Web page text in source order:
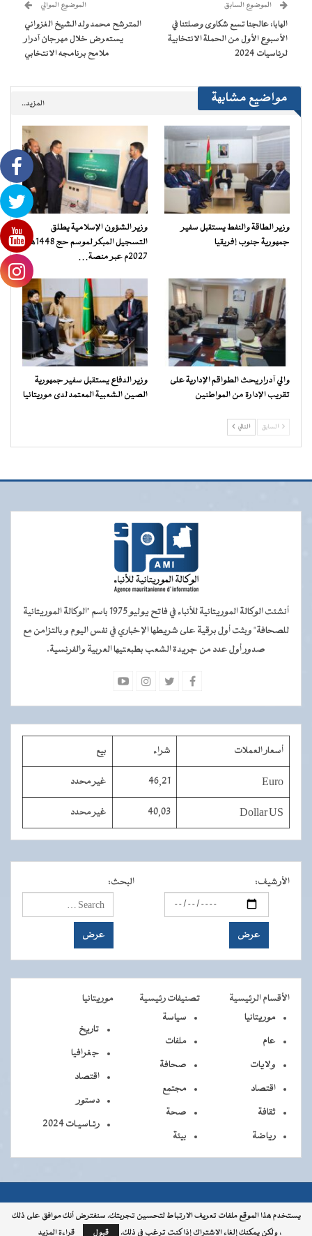
نافذة
جديدة)
الموضوع السابق
الهابا: عالجنا تسع شكاوى وصلتنا في
الأسبوع الأول من الحملة الانتخابية
لرئاسيات 2024
الموضوع الموالي
المترشح محمد ولد الشيخ الغزواني
يستعرض خلال مهرجان آدرار
ملامح برنامجه الانتخابي
مواضيع مشابهة المزيد..
وزير الطاقة والنفط يستقبل سفير
جمهورية جنوب إفريقيا
وزير الشؤون الإسلامية يطلق
التسجيل المبكر لموسم حج 1448هـ /
2027م عبر منصة…
والي آدرار يحث الطواقم الإدارية على
تقريب الإدارة من المواطنين
وزير الدفاع يستقبل سفير جمهورية
الصين الشعبية المعتمد لدى موريتانيا
السابق التالي
أنشئت الوكالة الموريتانية للأنباء في فاتح يوليو 1975 باسم "الوكالة الموريتانية
للصحافة" وبثت أول برقية على شريطها الإخباري في نفس اليوم و بالتزامن مع
صدور أول عدد من جريدة الشعب بطبعتيها العربية والفرنسية.
أسعار العملات شراء بيع
Euro
46,21 غير محدد
Dollar US
40,03 غير محدد
الأرشيف: البحث:
الأقسام الرئيسية تصنيفات رئيسية
موريتانيا
موريتانيا
عام
ولايات
اقتصاد
ثقافة
رياضة
سياسة
ملفات
صحافة
مجتمع
صحة
بيئة
تاريخ
جغرافيا
اقتصاد
دستور
رئـاسيـات 2024
جميــــع جميع الحقوق محفوظة © 2026 - الوكالة الموريتانية للأنباء
يستخدم هذا الموقع ملفات تعريف الارتباط لتحسين تجربتك. سنفترض أنك موافق على ذلك
، ولكن يمكنك إلغاء الاشتراك إذا كنت ترغب في ذلك.
قبول قراءة المزيد